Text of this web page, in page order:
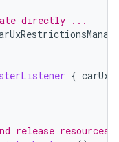
directly ...
{
release resources